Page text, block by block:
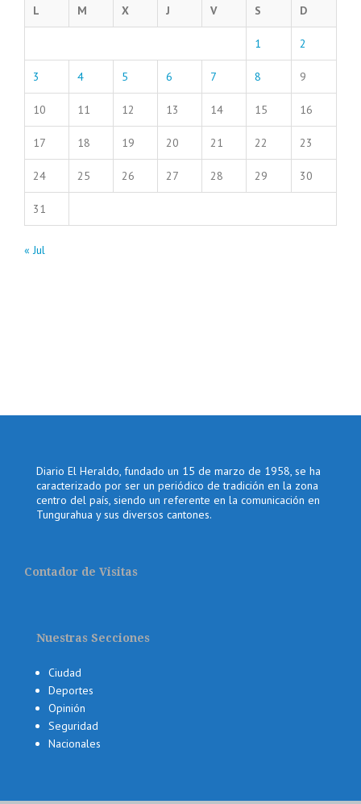
L M X J V S D
1 2
3 4 5 6 7 8 9
10 11 12 13 14 15 16
17 18 19 20 21 22 23
24 25 26 27 28 29 30
31
« Jul
Diario El Heraldo, fundado un 15 de marzo de 1958, se ha
caracterizado por ser un periódico de tradición en la zona
centro del país, siendo un referente en la comunicación en
Tungurahua y sus diversos cantones.
Contador de Visitas
Nuestras Secciones
Ciudad
Deportes
Opinión
Seguridad
Nacionales